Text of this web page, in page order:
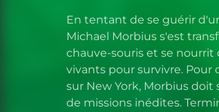
En tentant de se guérir
Michael Morbius s'est
chauve-souris et se nourrit
vivants pour survivre.
sur New York, Morbius
de missions inédites.